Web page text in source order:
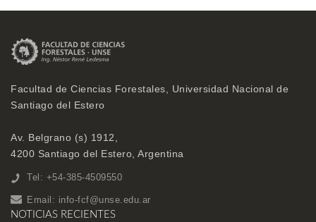
Facultad de Ciencias Forestales, Universidad Nacional de
Santiago del Estero
Av. Belgrano (s) 1912,
4200 Santiago del Estero, Argentina
Tel: +54-385-4509550
Email: info-fcf@unse.edu.ar
NOTICIAS RECIENTES